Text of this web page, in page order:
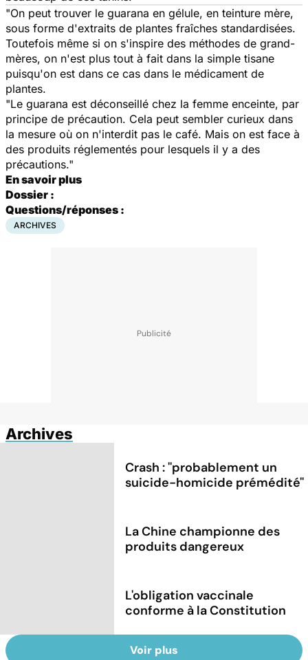
"On peut trouver le guarana en gélule, en teinture mère,
sous forme d'extraits de plantes fraîches standardisées.
Toutefois même si on s'inspire des méthodes de grand-
mères, on n'est plus tout à fait dans la simple tisane
puisqu'on est dans ce cas dans le médicament de
plantes.
"Le guarana est déconseillé chez la femme enceinte, par
principe de précaution. Cela peut sembler curieux dans
la mesure où on n'interdit pas le café. Mais on est face à
des produits réglementés pour lesquels il y a des
précautions."
En savoir plus
Dossier :
Questions/réponses :
ARCHIVES
Archives
Crash : ''probablement un
suicide-homicide prémédité''
La Chine championne des
produits dangereux
L'obligation vaccinale
conforme à la Constitution
Voir plus